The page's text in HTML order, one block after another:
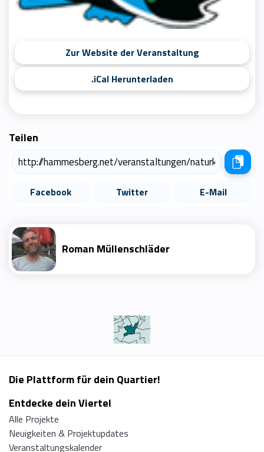
Zur Website der Veranstaltung
.iCal Herunterladen
Teilen
Facebook Twitter E-Mail
Roman Müllenschläder
Die Plattform für dein Quartier!
Entdecke dein Viertel
Alle Projekte
Neuigkeiten & Projektupdates
Veranstaltungskalender